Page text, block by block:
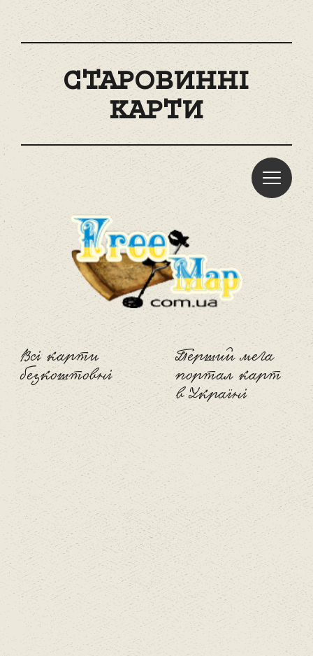
СТАРОВИННІ
КАРТИ
Всі карти
безкоштовні
Freemap
Перший мега
портал карт
в Україні